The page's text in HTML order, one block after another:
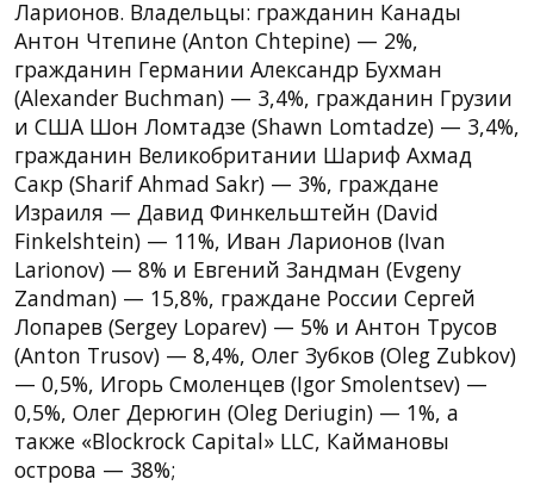
Ларионов. Владельцы: гражданин Канады
Антон Чтепине (Anton Chtepine) — 2%,
гражданин Германии Александр Бухман
(Alexander Buchman) — 3,4%, гражданин Грузии
и США Шон Ломтадзе (Shawn Lomtadze) — 3,4%,
гражданин Великобритании Шариф Ахмад
Сакр (Sharif Ahmad Sakr) — 3%, граждане
Израиля — Давид Финкельштейн (David
Finkelshtein) — 11%, Иван Ларионов (Ivan
Larionov) — 8% и Евгений Зандман (Evgeny
Zandman) — 15,8%, граждане России Сергей
Лопарев (Sergey Loparev) — 5% и Антон Трусов
(Anton Trusov) — 8,4%, Олег Зубков (Oleg Zubkov)
— 0,5%, Игорь Смоленцев (Igor Smolentsev) —
0,5%, Олег Дерюгин (Oleg Deriugin) — 1%, а
также «Blockrock Capital» LLC, Каймановы
острова — 38%;